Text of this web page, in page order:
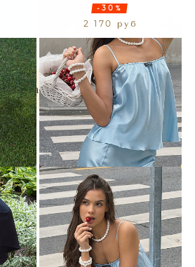
-30%
2 170 руб
Показать ещё